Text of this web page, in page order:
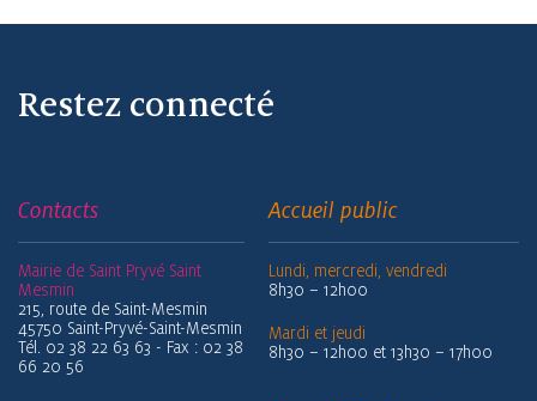
Restez connecté
Contacts
Mairie de Saint Pryvé Saint
Mesmin
215, route de Saint-Mesmin
45750 Saint-Pryvé-Saint-Mesmin
Tél. 02 38 22 63 63 - Fax : 02 38
66 20 56
Accueil public
Lundi, mercredi, vendredi
8h30 – 12h00
Mardi et jeudi
8h30 – 12h00 et 13h30 – 17h00